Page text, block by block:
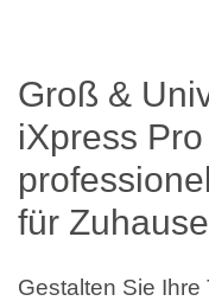
Groß &
iXpress
für Zuhause
Gestalten Sie Ihre